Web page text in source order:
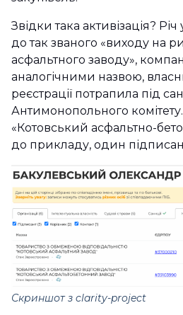
Звідки така активізація?
до так званого «виходу на
асфальтного заводу»,
аналогічними назвою,
реєстрації потрапила під
Антимонопольного
«Котовський асфальтно-
до прикладу, один
Скриншот з clarity-project